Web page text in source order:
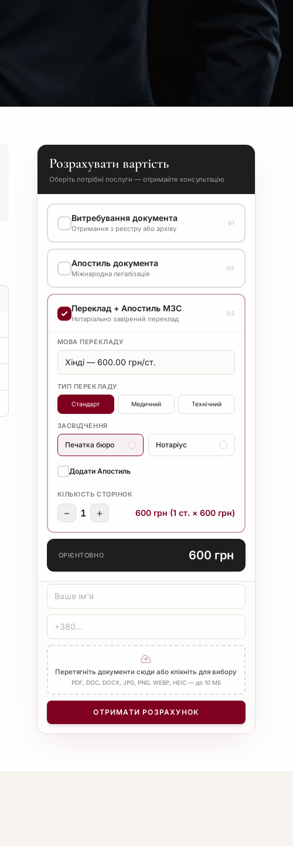
Розрахувати вартість
Оберіть потрібні послуги — отримайте консультацію
Витребування документа
Отримання з реєстру або архіву
01
ВАРІАНТ ВИКОНАННЯ
Уточнюйте вартість у менеджера
Апостиль документа
Міжнародна легалізація
02
ВАРІАНТ ВИКОНАННЯ
Уточнюйте вартість у менеджера
Переклад + Апостиль МЗС
Нотаріально завірений переклад
03
МОВА ПЕРЕКЛАДУ
ТИП ПЕРЕКЛАДУ
Стандарт Медичний Технічний
ЗАСВІДЧЕННЯ
Печатка бюро Нотаріус
Додати Апостиль
КІЛЬКІСТЬ СТОРІНОК
− 1 + 600 грн (1 ст. × 600 грн)
ОРІЄНТОВНО 600 грн
Перетягніть документи сюди або клікніть для вибору
PDF, DOC, DOCX, JPG, PNG, WEBP, HEIC — до 10 МБ
ОТРИМАТИ РОЗРАХУНОК